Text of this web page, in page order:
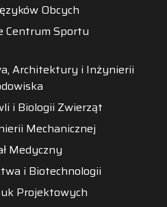
Obcych
Centrum Sportu
Architektury i Inżynierii
i Biologii Zwierząt
Mechanicznej
Medyczny
i Biotechnologii
Projektowych